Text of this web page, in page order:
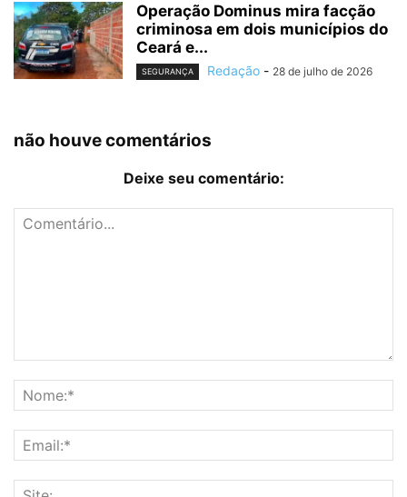
Operação Dominus mira facção
criminosa em dois municípios do
Ceará e...
SEGURANÇA Redação - 28 de julho de 2026
não houve comentários
Deixe seu comentário: